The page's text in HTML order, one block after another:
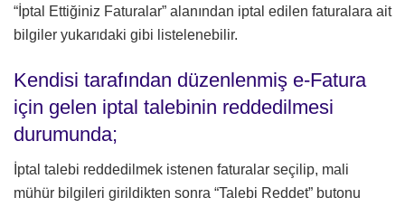
“İptal Ettiğiniz Faturalar” alanından iptal edilen faturalara ait
bilgiler yukarıdaki gibi listelenebilir.
Kendisi tarafından düzenlenmiş e-Fatura
için gelen iptal talebinin reddedilmesi
durumunda;
İptal talebi reddedilmek istenen faturalar seçilip, mali
mühür bilgileri girildikten sonra “Talebi Reddet” butonu